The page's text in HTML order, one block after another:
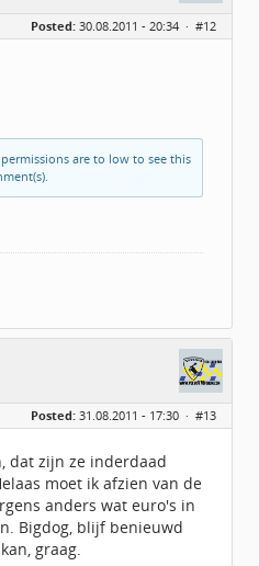
Posted: 30.08.2011 - 20:34 · #12
are to low to see this
Posted: 31.08.2011 - 17:30 · #13
dat zijn ze inderdaad
moet ik afzien van de
anders wat euro's in
Bigdog, blijf benieuwd
graag.